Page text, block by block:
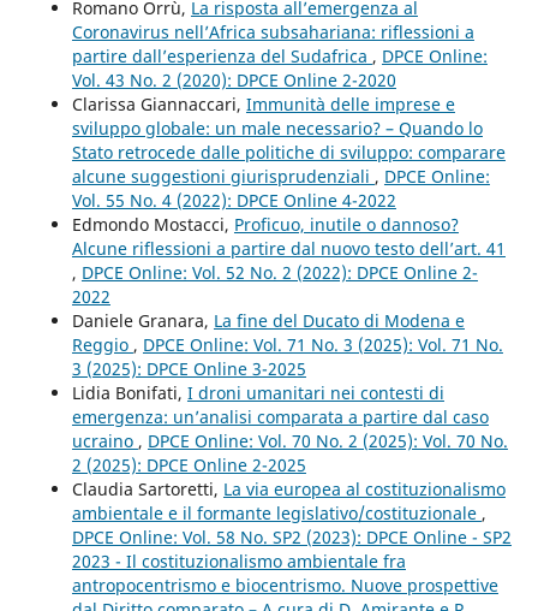
Romano Orrù, La risposta all’emergenza al
Coronavirus nell’Africa subsahariana: riflessioni a
partire dall’esperienza del Sudafrica , DPCE Online:
Vol. 43 No. 2 (2020): DPCE Online 2-2020
Clarissa Giannaccari, Immunità delle imprese e
sviluppo globale: un male necessario? – Quando lo
Stato retrocede dalle politiche di sviluppo: comparare
alcune suggestioni giurisprudenziali , DPCE Online:
Vol. 55 No. 4 (2022): DPCE Online 4-2022
Edmondo Mostacci, Proficuo, inutile o dannoso?
Alcune riflessioni a partire dal nuovo testo dell’art. 41
, DPCE Online: Vol. 52 No. 2 (2022): DPCE Online 2-
2022
Daniele Granara, La fine del Ducato di Modena e
Reggio , DPCE Online: Vol. 71 No. 3 (2025): Vol. 71 No.
3 (2025): DPCE Online 3-2025
Lidia Bonifati, I droni umanitari nei contesti di
emergenza: un’analisi comparata a partire dal caso
ucraino , DPCE Online: Vol. 70 No. 2 (2025): Vol. 70 No.
2 (2025): DPCE Online 2-2025
Claudia Sartoretti, La via europea al costituzionalismo
ambientale e il formante legislativo/costituzionale ,
DPCE Online: Vol. 58 No. SP2 (2023): DPCE Online - SP2
2023 - Il costituzionalismo ambientale fra
antropocentrismo e biocentrismo. Nuove prospettive